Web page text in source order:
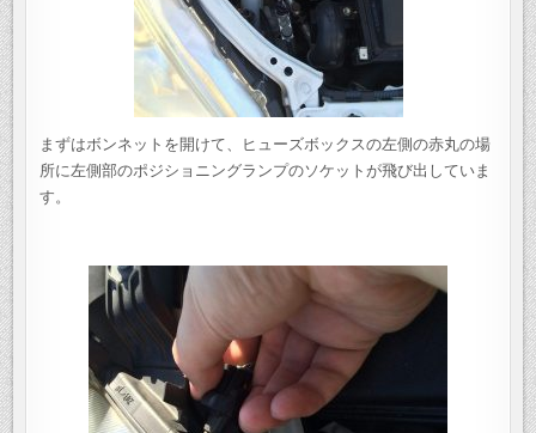
まずはボンネットを開けて、ヒューズボックスの左側の赤丸の場
所に左側部のポジショニングランプのソケットが飛び出していま
す。